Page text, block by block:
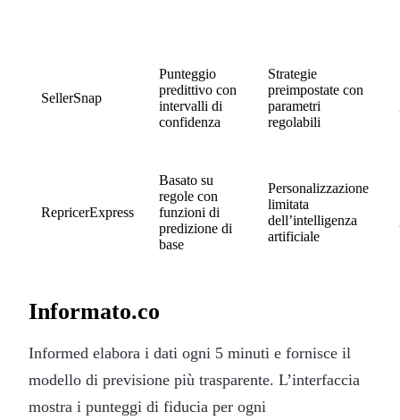
SellerSnap
Punteggio
predittivo con
intervalli di
confidenza
Strategie
preimpostate con
parametri
regolabili
RepricerExpress
Basato su
regole con
funzioni di
predizione di
base
Personalizzazione
limitata
dell’intelligenza
artificiale
Informato.co
Informed elabora i dati ogni 5 minuti e fornisce il
modello di previsione più trasparente. L’interfaccia
mostra i punteggi di fiducia per ogni